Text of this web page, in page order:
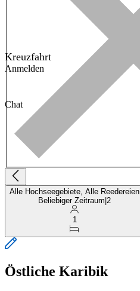
Kreuzfahrt
Anmelden
Chat
Alle Hochseegebiete, Alle Reedereien
Beliebiger Zeitraum 2
1
Östliche Karibik